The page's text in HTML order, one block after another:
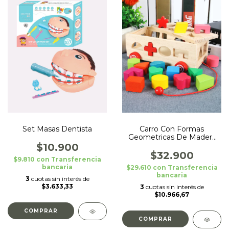
Set Masas Dentista
$10.900
$9.810 con Transferencia
bancaria
3 cuotas sin interés de
$3.633,33
Carro Con Formas
Geometricas De Madera
$32.900
$29.610 con Transferencia
bancaria
3 cuotas sin interés de
$10.966,67